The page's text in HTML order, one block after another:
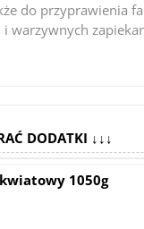
do przyprawienia
warzywnych
DODATKI ↓↓↓
1050g